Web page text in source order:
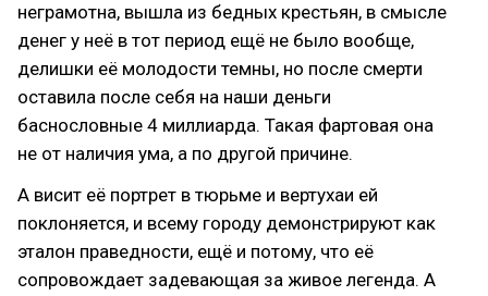
неграмотна, вышла из бедных крестьян, в смысле
денег у неё в тот период ещё не было вообще,
делишки её молодости темны, но после смерти
оставила после себя на наши деньги
баснословные 4 миллиарда. Такая фартовая она
не от наличия ума, а по другой причине.
А висит её портрет в тюрьме и вертухаи ей
поклоняется, и всему городу демонстрируют как
эталон праведности, ещё и потому, что её
сопровождает задевающая за живое легенда. А